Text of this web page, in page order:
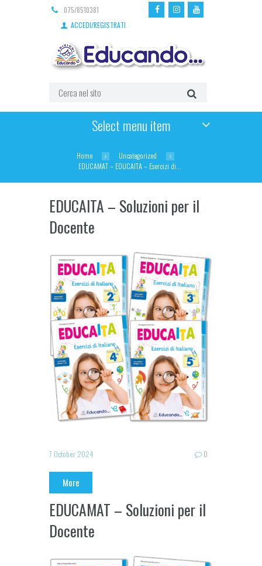
075/8510381
ACCEDI/REGISTRATI
Select menu item
Home
Uncategorized
EDUCAMAT – EDUCAITA – Esercizi di...
EDUCAITA – Soluzioni per il
Docente
7 October 2024 0
More
EDUCAMAT – Soluzioni per il
Docente